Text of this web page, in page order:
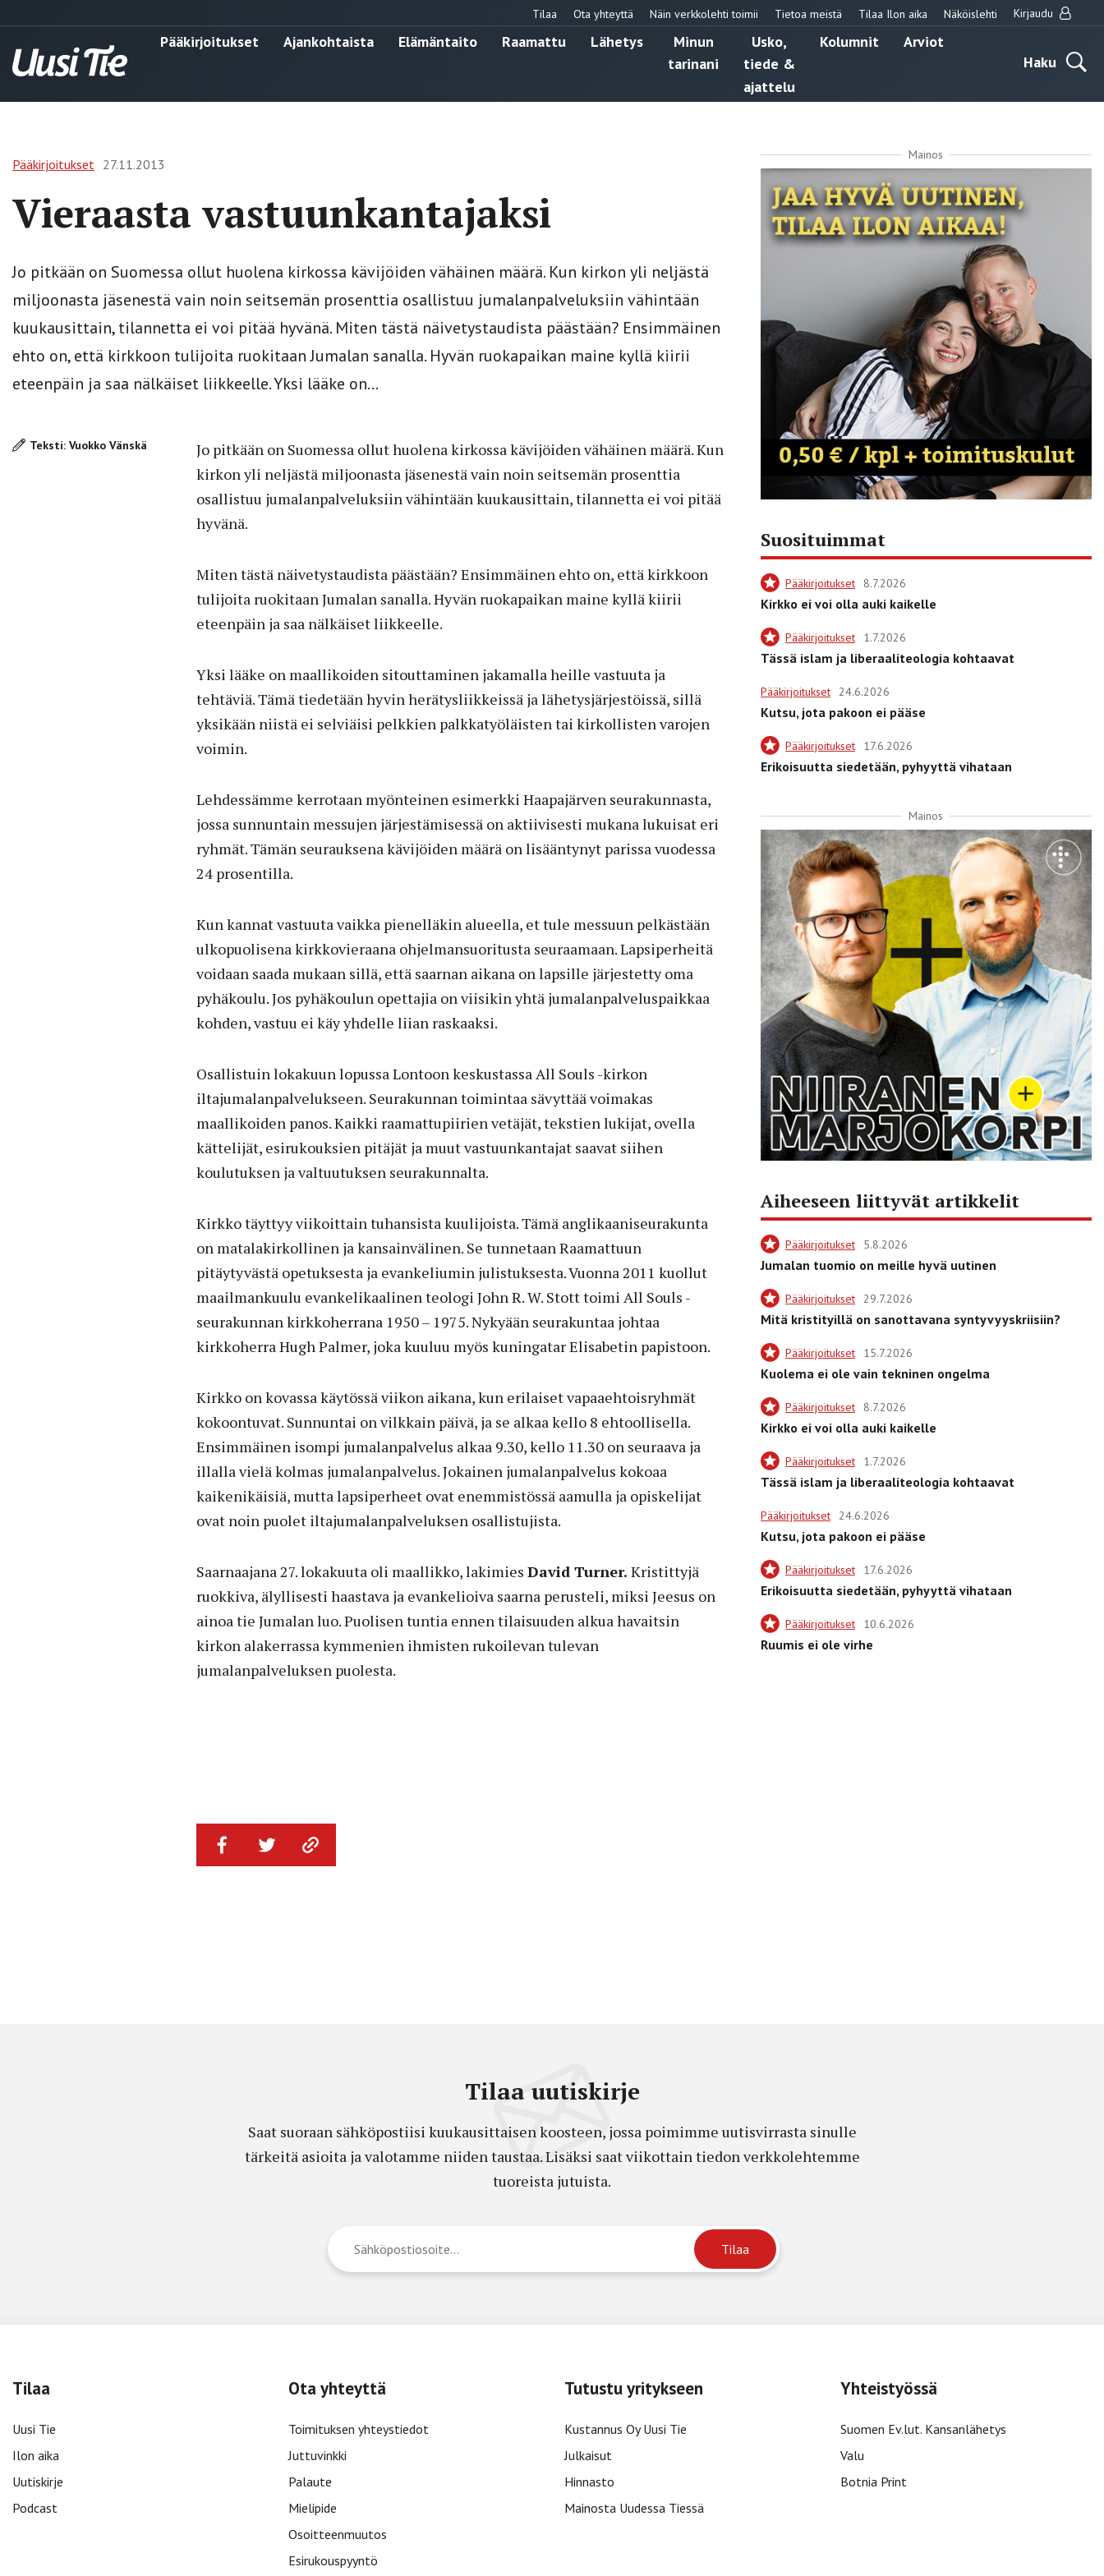
Tilaa Ota yhteyttä Näin verkkolehti toimii Tietoa meistä Tilaa Ilon aika Näköislehti Kirjaudu
Pääkirjoitukset Ajankohtaista Elämäntaito Raamattu Lähetys
Minun
tarinani
Usko,
tiede &
ajattelu
Kolumnit
Arviot
Haku
Pääkirjoitukset 27.11.2013
Vieraasta vastuunkantajaksi
Jo pitkään on Suomessa ollut huolena kirkossa kävijöiden vähäinen määrä. Kun kirkon yli neljästä
miljoonasta jäsenestä vain noin seitsemän prosenttia osallistuu jumalanpalveluksiin vähintään
kuukausittain, tilannetta ei voi pitää hyvänä. Miten tästä näivetystaudista päästään? Ensimmäinen
ehto on, että kirkkoon tulijoita ruokitaan Jumalan sanalla. Hyvän ruokapaikan maine kyllä kiirii
eteenpäin ja saa nälkäiset liikkeelle. Yksi lääke on...
Teksti: Vuokko Vänskä
Jo pitkään on Suomessa ollut huolena kirkossa kävijöiden vähäinen määrä. Kun
kirkon yli neljästä miljoonasta jäsenestä vain noin seitsemän prosenttia
osallistuu jumalanpalveluksiin vähintään kuukausittain, tilannetta ei voi pitää
hyvänä.
Miten tästä näivetystaudista päästään? Ensimmäinen ehto on, että kirkkoon
tulijoita ruokitaan Jumalan sanalla. Hyvän ruokapaikan maine kyllä kiirii
eteenpäin ja saa nälkäiset liikkeelle.
Yksi lääke on maallikoiden sitouttaminen jakamalla heille vastuuta ja
tehtäviä. Tämä tiedetään hyvin herätysliikkeissä ja lähetysjärjestöissä, sillä
yksikään niistä ei selviäisi pelkkien palkkatyöläisten tai kirkollisten varojen
voimin.
Lehdessämme kerrotaan myönteinen esimerkki Haapajärven seurakunnasta,
jossa sunnuntain messujen järjestämisessä on aktiivisesti mukana lukuisat eri
ryhmät. Tämän seurauksena kävijöiden määrä on lisääntynyt parissa vuodessa
24 prosentilla.
Kun kannat vastuuta vaikka pienelläkin alueella, et tule messuun pelkästään
ulkopuolisena kirkkovieraana ohjelmansuoritusta seuraamaan. Lapsiperheitä
voidaan saada mukaan sillä, että saarnan aikana on lapsille järjestetty oma
pyhäkoulu. Jos pyhäkoulun opettajia on viisikin yhtä jumalanpalveluspaikkaa
kohden, vastuu ei käy yhdelle liian raskaaksi.
Osallistuin lokakuun lopussa Lontoon keskustassa All Souls -kirkon
iltajumalanpalvelukseen. Seurakunnan toimintaa sävyttää voimakas
maallikoiden panos. Kaikki raamattupiirien vetäjät, tekstien lukijat, ovella
kättelijät, esirukouksien pitäjät ja muut vastuunkantajat saavat siihen
koulutuksen ja valtuutuksen seurakunnalta.
Kirkko täyttyy viikoittain tuhansista kuulijoista. Tämä anglikaaniseurakunta
on matalakirkollinen ja kansainvälinen. Se tunnetaan Raamattuun
pitäytyvästä opetuksesta ja evankeliumin julistuksesta. Vuonna 2011 kuollut
maailmankuulu evankelikaalinen teologi John R. W. Stott toimi All Souls -
seurakunnan kirkkoherrana 1950 – 1975. Nykyään seurakuntaa johtaa
kirkkoherra Hugh Palmer, joka kuuluu myös kuningatar Elisabetin papistoon.
Kirkko on kovassa käytössä viikon aikana, kun erilaiset vapaaehtoisryhmät
kokoontuvat. Sunnuntai on vilkkain päivä, ja se alkaa kello 8 ehtoollisella.
Ensimmäinen isompi jumalanpalvelus alkaa 9.30, kello 11.30 on seuraava ja
illalla vielä kolmas jumalanpalvelus. Jokainen jumalanpalvelus kokoaa
kaikenikäisiä, mutta lapsiperheet ovat enemmistössä aamulla ja opiskelijat
ovat noin puolet iltajumalanpalveluksen osallistujista.
Saarnaajana 27. lokakuuta oli maallikko, lakimies David Turner. Kristittyjä
ruokkiva, älyllisesti haastava ja evankelioiva saarna perusteli, miksi Jeesus on
ainoa tie Jumalan luo. Puolisen tuntia ennen tilaisuuden alkua havaitsin
kirkon alakerrassa kymmenien ihmisten rukoilevan tulevan
jumalanpalveluksen puolesta.
Mainos
Suosituimmat
Pääkirjoitukset 8.7.2026
Kirkko ei voi olla auki kaikelle
Pääkirjoitukset 1.7.2026
Tässä islam ja liberaaliteologia kohtaavat
Pääkirjoitukset 24.6.2026
Kutsu, jota pakoon ei pääse
Pääkirjoitukset 17.6.2026
Erikoisuutta siedetään, pyhyyttä vihataan
Mainos
Aiheeseen liittyvät artikkelit
Pääkirjoitukset 5.8.2026
Jumalan tuomio on meille hyvä uutinen
Pääkirjoitukset 29.7.2026
Mitä kristityillä on sanottavana syntyvyyskriisiin?
Pääkirjoitukset 15.7.2026
Kuolema ei ole vain tekninen ongelma
Pääkirjoitukset 8.7.2026
Kirkko ei voi olla auki kaikelle
Pääkirjoitukset 1.7.2026
Tässä islam ja liberaaliteologia kohtaavat
Pääkirjoitukset 24.6.2026
Kutsu, jota pakoon ei pääse
Pääkirjoitukset 17.6.2026
Erikoisuutta siedetään, pyhyyttä vihataan
Pääkirjoitukset 10.6.2026
Ruumis ei ole virhe
Tilaa uutiskirje
Saat suoraan sähköpostiisi kuukausittaisen koosteen, jossa poimimme uutisvirrasta sinulle
tärkeitä asioita ja valotamme niiden taustaa. Lisäksi saat viikottain tiedon verkkolehtemme
tuoreista jutuista.
Tilaa
Uusi Tie
Ilon aika
Uutiskirje
Podcast
Ota yhteyttä
Toimituksen yhteystiedot
Juttuvinkki
Palaute
Mielipide
Osoitteenmuutos
Esirukouspyyntö
Tutustu yritykseen
Kustannus Oy Uusi Tie
Julkaisut
Hinnasto
Mainosta Uudessa Tiessä
Yhteistyössä
Suomen Ev.lut. Kansanlähetys
Valu
Botnia Print